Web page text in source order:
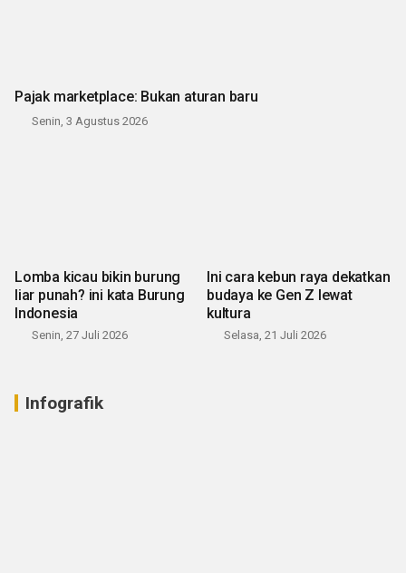
Pajak marketplace: Bukan aturan baru
Senin, 3 Agustus 2026
Lomba kicau bikin burung
liar punah? ini kata Burung
Indonesia
Senin, 27 Juli 2026
Ini cara kebun raya dekatkan
budaya ke Gen Z lewat
kultura
Selasa, 21 Juli 2026
Infografik